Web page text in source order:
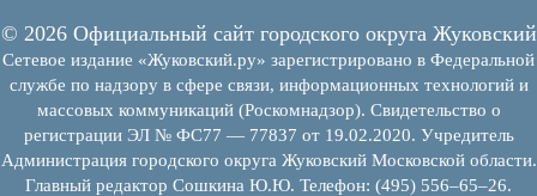
© 2026 Официальный сайт городского округа Жуковский
Сетевое издание «Жуковский.ру» зарегистрировано в Федеральной
службе по надзору в сфере связи, информационных технологий и
массовых коммуникаций (Роскомнадзор). Свидетельство о
регистрации ЭЛ № ФС77 — 77837 от 19.02.2020. Учредитель
Администрация городского округа Жуковский Московской области.
Главный редактор Сошкина Ю.Ю. Телефон: (495) 556–65–26.